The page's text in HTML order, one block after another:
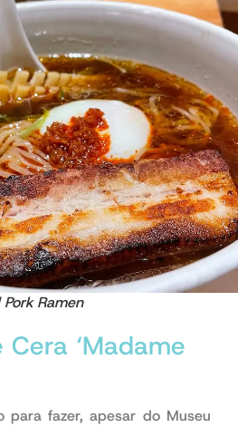
Ramen
‘Madame
para fazer, apesar do Museu